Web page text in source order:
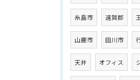
糸島市 遠賀郡
山鹿市 田川市
天井 オフィス